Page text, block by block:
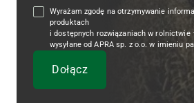
Wyrażam zgodę na otrzymywanie
produktach
i dostępnych rozwiązaniach w
wysyłane od APRA sp. z o.o. w imieniu